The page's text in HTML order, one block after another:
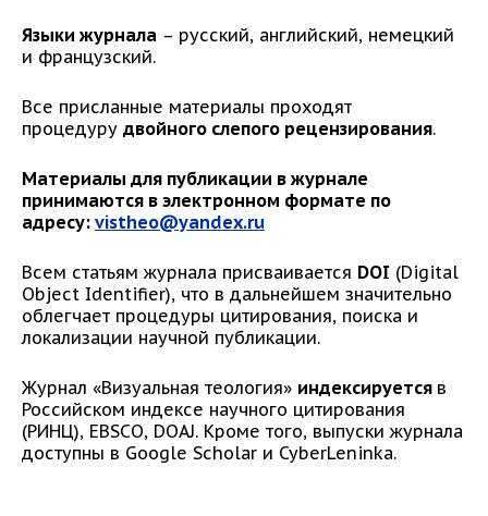
Языки журнала – русский, английский, немецкий
и французский.
Все присланные материалы проходят
процедуру двойного слепого рецензирования.
Материалы для публикации в журнале
принимаются в электронном формате по
адресу: vistheo@yandex.ru
Всем статьям журнала присваивается DOI (Digital
Object Identifier), что в дальнейшем значительно
облегчает процедуры цитирования, поиска и
локализации научной публикации.
Журнал «Визуальная теология» индексируется в
Российском индексе научного цитирования
(РИНЦ), EBSCO, DOAJ. Кроме того, выпуски журнала
доступны в Google Scholar и CyberLeninka.